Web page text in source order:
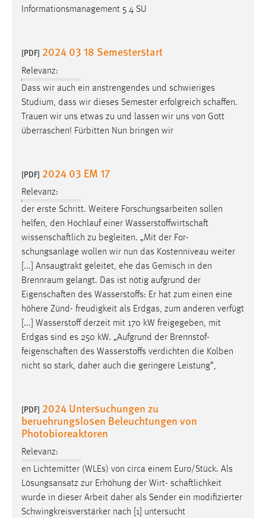
Informationsmanagement 5 4 SU
[PDF] 2024 03 18 Semesterstart
Relevanz:
Dass wir auch ein anstrengendes und schwieriges
Studium, dass wir dieses Semester erfolgreich schaffen.
Trauen wir uns etwas zu und lassen wir uns von Gott
überraschen! Fürbitten Nun bringen wir
[PDF] 2024 03 EM 17
Relevanz:
der erste Schritt. Weitere Forschungsarbeiten sollen
helfen, den Hochlauf einer Wasserstoffwirtschaft
wissenschaftlich zu begleiten. „Mit der For-
schungsanlage wollen wir nun das Kostenniveau weiter
[...] Ansaugtrakt geleitet, ehe das Gemisch in den
Brennraum gelangt. Das ist nötig aufgrund der
Eigenschaften des Wasserstoffs: Er hat zum einen eine
höhere Zünd- freudigkeit als Erdgas, zum anderen verfügt
[...] Wasserstoff derzeit mit 170 kW freigegeben, mit
Erdgas sind es 250 kW. „Aufgrund der Brennstof-
feigenschaften des Wasserstoffs verdichten die Kolben
nicht so stark, daher auch die geringere Leistung“,
[PDF] 2024 Untersuchungen zu
beruehrungslosen Beleuchtungen von
Photobioreaktoren
Relevanz:
en Lichtemitter (WLEs) von circa einem Euro/Stück. Als
Lösungsansatz zur Erhöhung der Wirt- schaftlichkeit
wurde in dieser Arbeit daher als Sender ein modifizierter
Schwingkreisverstärker nach [1] untersucht